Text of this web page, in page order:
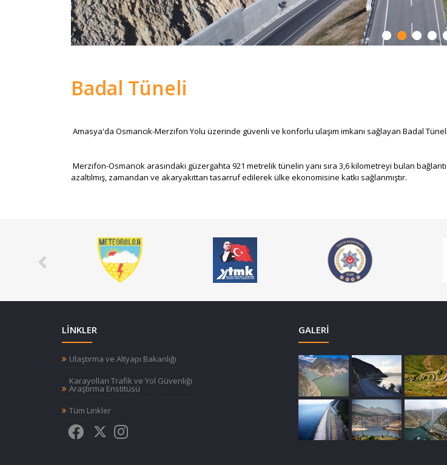
Badal Tüneli
Amasya'da Osmancık-Merzifon Yolu üzerinde güvenli ve konforlu ulaşım imkanı sağlayan Badal Tüneli
Merzifon-Osmancık arasındaki güzergahta 921 metrelik tünelin yanı sıra 3,6 kilometreyi bulan
azaltılmış, zamandan ve akaryakıttan tasarruf edilerek ülke ekonomisine katkı sağlanmıştır.
LİNKLER
Ulaştırma ve Altyapı Bakanlığı
Karayolları Trafik ve Yol Güvenliği
Araştırma Enstitüsü
Tüm Linkler
GALERI